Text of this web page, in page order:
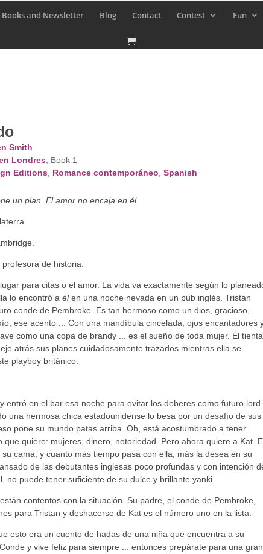
Books and Newsletter Blog Contact Contest Fun
Smith
Londres , Book 1
Editions Romance contemporáneo Spanish
un plan. El amor no encaja en él.
de historia.
para citas o el amor. La vida va exactamente según lo
lo encontró a élen una noche nevada en un pub inglés. Tristan
conde de Pembroke. Es tan hermoso como un dios, gracioso,
ese acento ... Con una mandíbula cincelada, ojos encantadores
como una copa de brandy ... es el sueño de toda mujer. Él
atrás sus planes cuidadosamente trazados mientras ella se
playboy británico.
entró en el bar esa noche para evitar los deberes como futuro lord
una hermosa chica estadounidense lo besa por un desafío de sus
pone su mundo patas arriba. Oh, está acostumbrado a tener
que quiere: mujeres, dinero, notoriedad. Pero ahora quiere a Kat.
cama, y cuanto más tiempo pasa con ella, más la desea en su
de las debutantes inglesas poco profundas y con intención
no puede tener suficiente de su dulce y brillante yanki.
contentos con la situación. Su padre, el conde de Pembroke,
para Tristan y deshacerse de Kat es el número uno en la lista.
esto era un cuento de hadas de una niña que encuentra a su
y vive feliz para siempre ... entonces prepárate para una gran